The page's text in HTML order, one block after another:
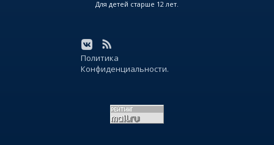
Для детей старше 12 лет.
Политика
Конфиденциальности.